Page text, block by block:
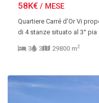
58K€ / MESE
Quartiere Carré d'Or Vi
di 4 stanze situato al 3° pia
3 3 29800 m2